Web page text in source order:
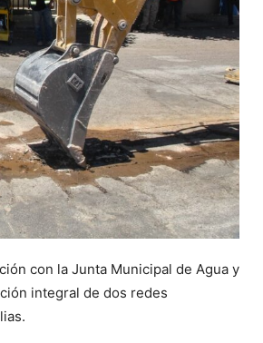
con la Junta Municipal de Agua y
integral de dos redes